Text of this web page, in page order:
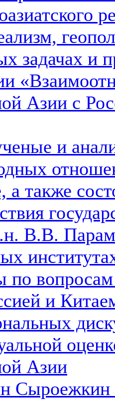
задачах и
Азии с
и
а также
В.В.
по
и
Азии
Сыроежкин